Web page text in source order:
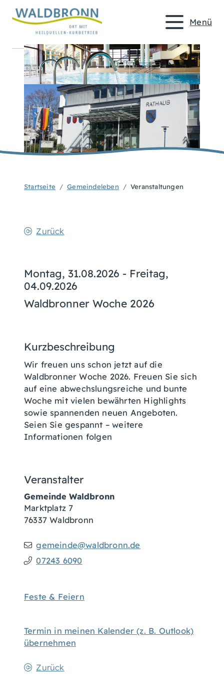
Menü
Startseite Gemeindeleben Veranstaltungen
Zurück
Montag, 31.08.2026 - Freitag,
04.09.2026
Waldbronner Woche 2026
Kurzbeschreibung
Wir freuen uns schon jetzt auf die
Waldbronner Woche 2026. Freuen Sie sich
auf eine abwechslungsreiche und bunte
Woche mit vielen bewährten Highlights
sowie spannenden neuen Angeboten.
Seien Sie gespannt – weitere
Informationen folgen
Veranstalter
Gemeinde Waldbronn
Marktplatz 7
76337 Waldbronn
gemeinde@waldbronn.de
07243 6090
Feste & Feiern
Termin in meinen Kalender (z. B. Outlook)
übernehmen
Zurück